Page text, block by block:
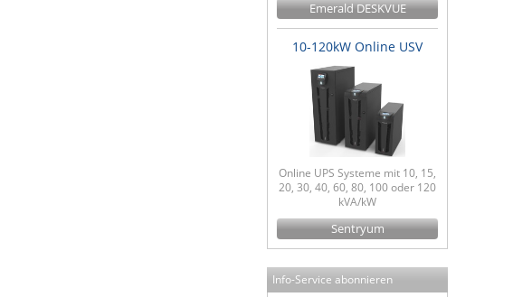
Emerald DESKVUE
10-120kW Online USV
Online UPS Systeme mit 10, 15,
20, 30, 40, 60, 80, 100 oder 120
kVA/kW
Sentryum
Info-Service abonnieren